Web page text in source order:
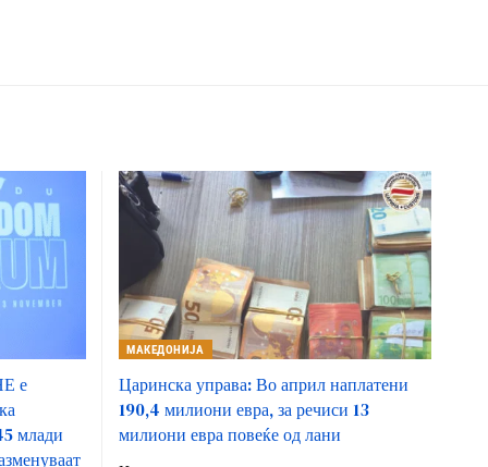
е
млади
МАКЕДОНИЈА
Царинска управа: Во април наплатени
190,4 милиони евра, за речиси 13
милиони евра повеќе од лани